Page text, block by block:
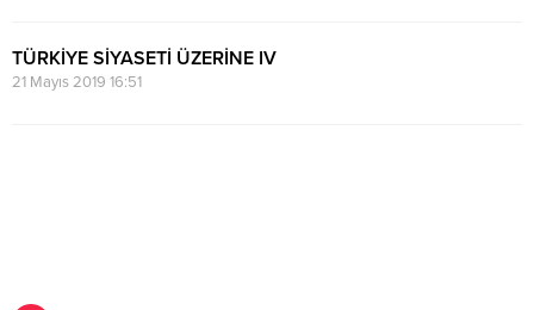
TÜRKİYE SİYASETİ ÜZERİNE IV
21 Mayıs 2019 16:51